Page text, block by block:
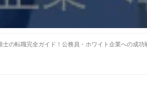
士の転職完全ガイド！公務員・ホワイト企業への成